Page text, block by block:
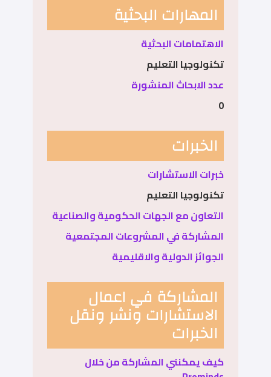
المهارات البحثية
الاهتمامات البحثية
تكنولوجيا التعليم
عدد الابحاث المنشورة
0
الخبرات
خبرات الاستشارات
تكنولوجيا التعليم
التعاون مع الجهات الحكومية والصناعية
المشاركة في المشروعات المجتمعية
الجوائز الدولية والاقليمية
المشاركة في اعمال
الاستشارات ونشر ونقل
الخبرات
كيف يمكنني المشاركة من خلال